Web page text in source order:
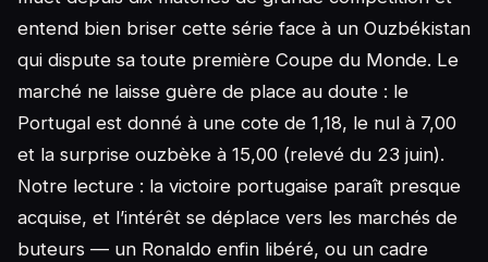
entend bien briser cette série face à un Ouzbékistan
qui dispute sa toute première Coupe du Monde. Le
marché ne laisse guère de place au doute : le
Portugal est donné à une cote de 1,18, le nul à 7,00
et la surprise ouzbèke à 15,00 (relevé du 23 juin).
Notre lecture : la victoire portugaise paraît presque
acquise, et l’intérêt se déplace vers les marchés de
buteurs — un Ronaldo enfin libéré, ou un cadre